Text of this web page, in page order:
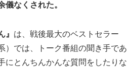
なくされた。
』 は、戦後最大のベストセラー
）では、トーク番組の聞き手であ
にとんちんかんな質問をしたりな